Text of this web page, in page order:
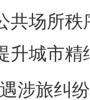
共场所
升城市精
旅纠纷